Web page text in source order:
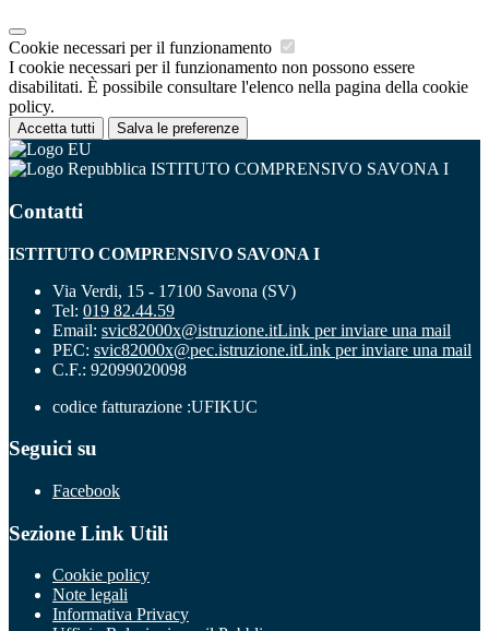
Cookie necessari per il funzionamento
I cookie necessari per il funzionamento non possono essere
disabilitati. È possibile consultare l'elenco nella pagina della cookie
policy.
Accetta tutti Salva le preferenze
ISTITUTO COMPRENSIVO SAVONA I
Contatti
ISTITUTO COMPRENSIVO SAVONA I
Via Verdi, 15 - 17100 Savona (SV)
Tel: 019 82.44.59
Email: svic82000x@istruzione.itLink per inviare una mail
PEC: svic82000x@pec.istruzione.itLink per inviare una mail
C.F.: 92099020098
codice fatturazione :UFIKUC
Seguici su
Facebook
Sezione Link Utili
Cookie policy
Note legali
Informativa Privacy